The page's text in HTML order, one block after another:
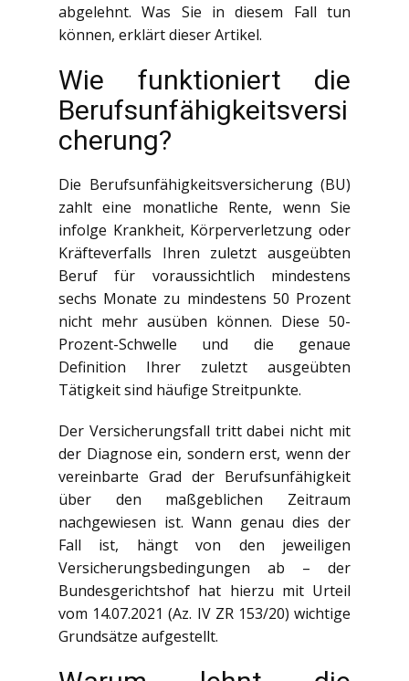
abgelehnt. Was Sie in diesem Fall tun
können, erklärt dieser Artikel.
Wie funktioniert die
Berufsunfähigkeitsversi
cherung?
Die Berufsunfähigkeitsversicherung (BU)
zahlt eine monatliche Rente, wenn Sie
infolge Krankheit, Körperverletzung oder
Kräfteverfalls Ihren zuletzt ausgeübten
Beruf für voraussichtlich mindestens
sechs Monate zu mindestens 50 Prozent
nicht mehr ausüben können. Diese 50-
Prozent-Schwelle und die genaue
Definition Ihrer zuletzt ausgeübten
Tätigkeit sind häufige Streitpunkte.
Der Versicherungsfall tritt dabei nicht mit
der Diagnose ein, sondern erst, wenn der
vereinbarte Grad der Berufsunfähigkeit
über den maßgeblichen Zeitraum
nachgewiesen ist. Wann genau dies der
Fall ist, hängt von den jeweiligen
Versicherungsbedingungen ab – der
Bundesgerichtshof hat hierzu mit Urteil
vom 14.07.2021 (Az. IV ZR 153/20) wichtige
Grundsätze aufgestellt.